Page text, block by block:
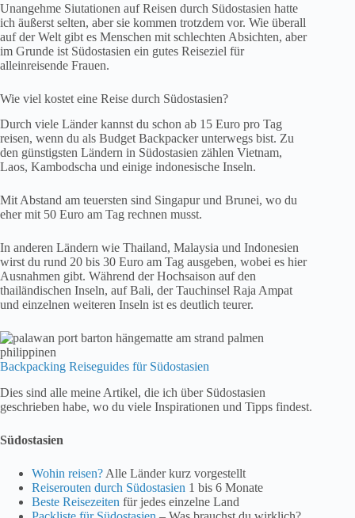
Unangehme Siutationen auf Reisen durch Südostasien hatte
ich äußerst selten, aber sie kommen trotzdem vor. Wie überall
auf der Welt gibt es Menschen mit schlechten Absichten, aber
im Grunde ist Südostasien ein gutes Reiseziel für
alleinreisende Frauen.
Wie viel kostet eine Reise durch Südostasien?
Durch viele Länder kannst du schon ab 15 Euro pro Tag
reisen, wenn du als Budget Backpacker unterwegs bist. Zu
den günstigsten Ländern in Südostasien zählen Vietnam,
Laos, Kambodscha und einige indonesische Inseln.
Mit Abstand am teuersten sind Singapur und Brunei, wo du
eher mit 50 Euro am Tag rechnen musst.
In anderen Ländern wie Thailand, Malaysia und Indonesien
wirst du rund 20 bis 30 Euro am Tag ausgeben, wobei es hier
Ausnahmen gibt. Während der Hochsaison auf den
thailändischen Inseln, auf Bali, der Tauchinsel Raja Ampat
und einzelnen weiteren Inseln ist es deutlich teurer.
Backpacking Reiseguides für Südostasien
Dies sind alle meine Artikel, die ich über Südostasien
geschrieben habe, wo du viele Inspirationen und Tipps findest.
Südostasien
Wohin reisen? Alle Länder kurz vorgestellt
Reiserouten durch Südostasien 1 bis 6 Monate
Beste Reisezeiten für jedes einzelne Land